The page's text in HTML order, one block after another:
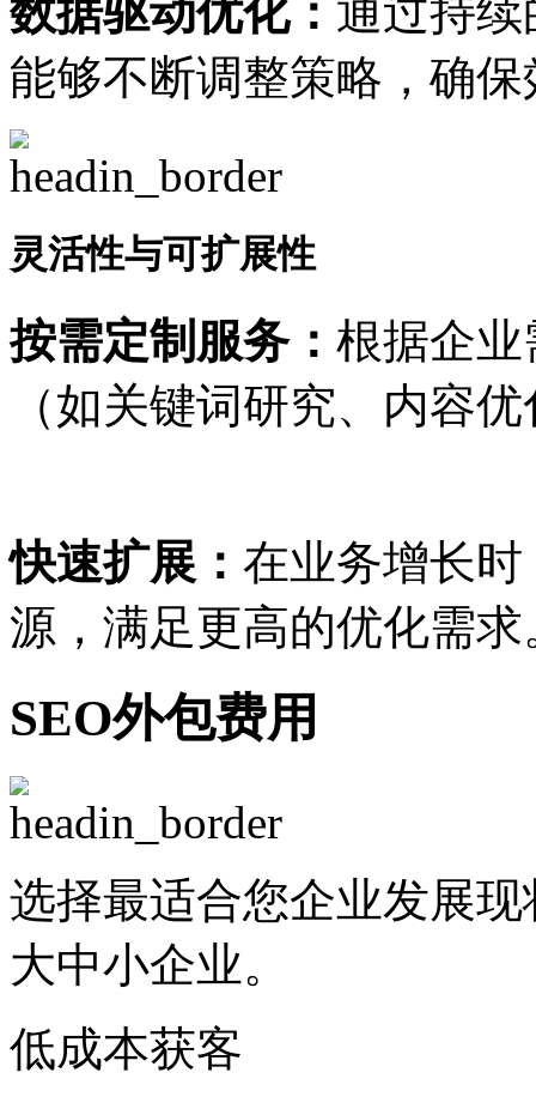
数据驱动优化： 通过持
能够不断调整策略，确
灵活性与可扩展性
按需定制服务： 根据企业
（如关键词研究、内容
快速扩展： 在业务增长
源，满足更高的优化需求
SEO外包费用
选择最适合您企业发展
大中小企业。
低成本获客